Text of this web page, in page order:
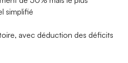
simplifié
avec déduction des déficits